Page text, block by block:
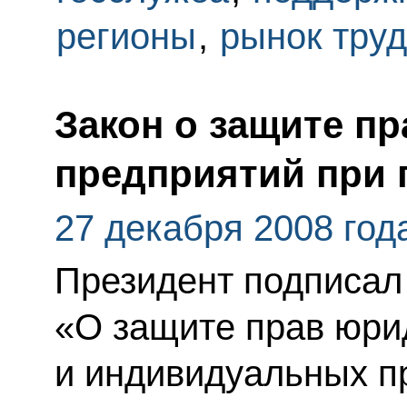
регионы, рынок
Закон о защите
предприятий при
27 декабря 2008
Президент
«О защите прав
и индивидуальных